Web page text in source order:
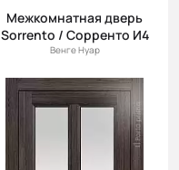
Межкомнатная дверь
Sorrento / Сорренто И4
Венге Нуар